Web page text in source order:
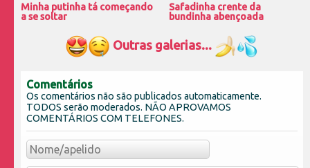
Minha putinha tá começando
a se soltar
Safadinha crente da
bundinha abençoada
Outras galerias...
Comentários
Os comentários não são publicados automaticamente.
TODOS serão moderados. NÃO APROVAMOS
COMENTÁRIOS COM TELEFONES.